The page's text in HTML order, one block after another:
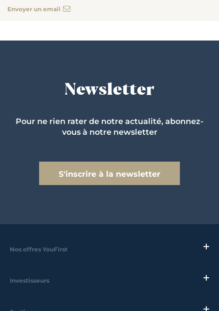
Envoyer un email
Newsletter
Pour ne rien rater de notre actualité, abonnez-
vous à notre newsletter
S'inscrire à la newsletter
Nos offres YouFirst
Investisseurs